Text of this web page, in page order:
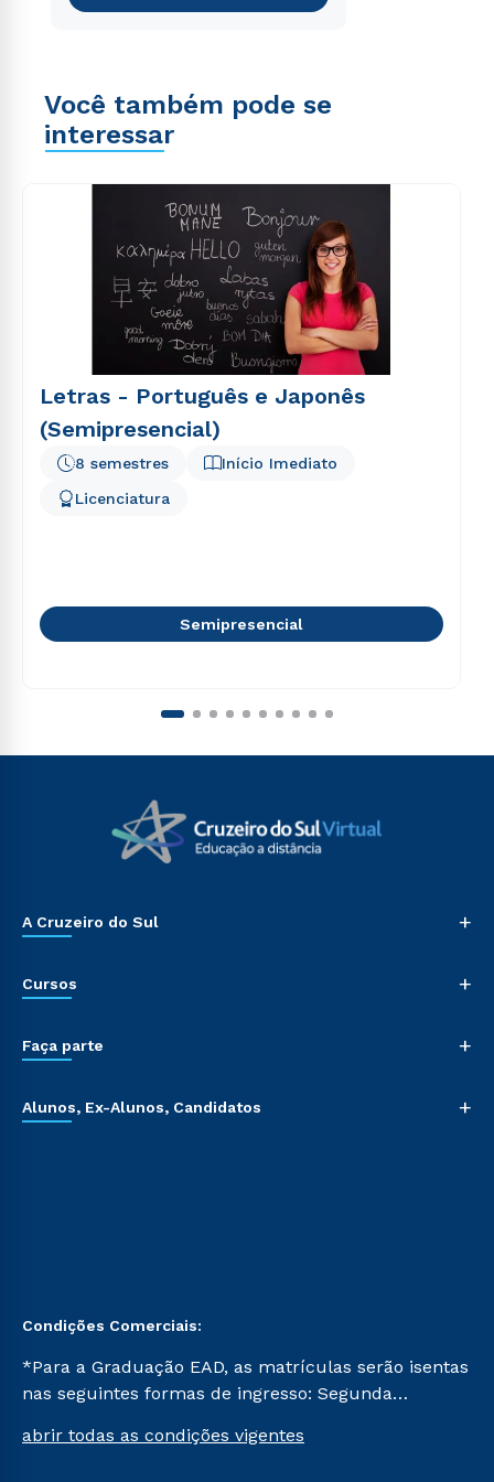
Você também pode se
interessar
Letras - Português e Japonês
(Semipresencial)
Início Imediato
8 semestres
Licenciatura
Semipresencial
A Cruzeiro do Sul +
Cursos +
Faça parte +
Alunos, Ex-Alunos, Candidatos +
Condições Comerciais:
*Para a Graduação EAD, as matrículas serão isentas
nas seguintes formas de ingresso: Segunda
Já para as demais, a taxa de matrícula será de R$
abrir todas as condições vigentes